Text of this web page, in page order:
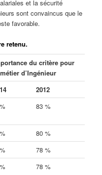
et la sécurité
sont convaincus que le
favorable.
retenu.
du critère pour
d’Ingénieur
2012
83 %
80 %
78 %
78 %